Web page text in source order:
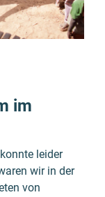
im
leider
wir in der
von